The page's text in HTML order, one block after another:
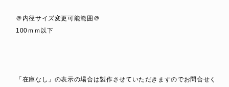
＠内径サイズ変更可能範囲＠
100ｍｍ以下
「在庫なし」の表示の場合は製作させていただきますのでお問合せく